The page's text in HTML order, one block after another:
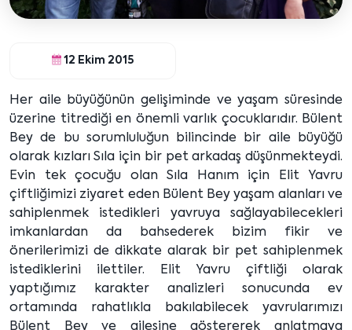
12 Ekim 2015
Her aile büyüğünün gelişiminde ve yaşam süresinde
üzerine titrediği en önemli varlık çocuklarıdır. Bülent
Bey de bu sorumluluğun bilincinde bir aile büyüğü
olarak kızları Sıla için bir pet arkadaş düşünmekteydi.
Evin tek çocuğu olan Sıla Hanım için Elit Yavru
çiftliğimizi ziyaret eden Bülent Bey yaşam alanları ve
sahiplenmek istedikleri yavruya sağlayabilecekleri
imkanlardan da bahsederek bizim fikir ve
önerilerimizi de dikkate alarak bir pet sahiplenmek
istediklerini ilettiler. Elit Yavru çiftliği olarak
yaptığımız karakter analizleri sonucunda ev
ortamında rahatlıkla bakılabilecek yavrularımızı
Bülent Bey ve ailesine göstererek anlatmaya